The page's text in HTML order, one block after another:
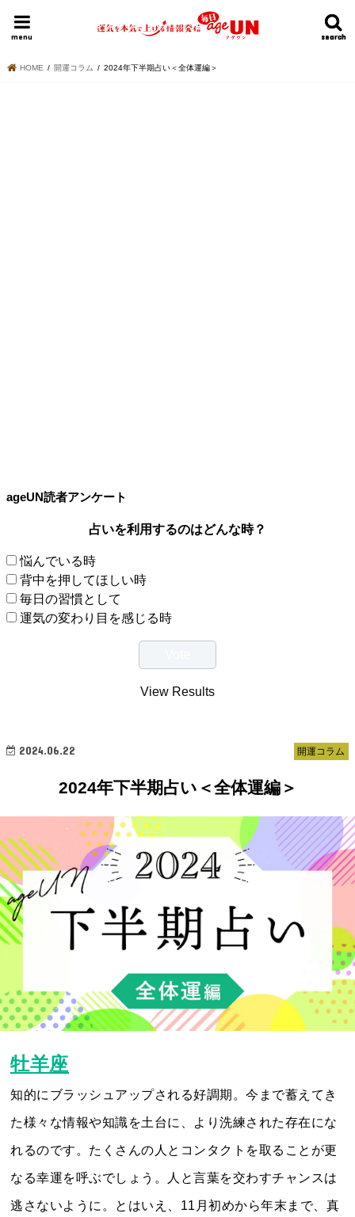
search
search
menu
HOME 明日の運勢ランキング 今週の運勢
HOME 開運コラム 2024年下半期占い＜全体運編＞
ageUN読者アンケート
占いを利用するのはどんな時？
悩んでいる時
背中を押してほしい時
毎日の習慣として
運気の変わり目を感じる時
View Results
開運コラム
2024.06.22
2024年下半期占い＜全体運編＞
牡羊座
知的にブラッシュアップされる好調期。今まで蓄えてき
た様々な情報や知識を土台に、より洗練された存在にな
れるのです。たくさんの人とコンタクトを取ることが更
なる幸運を呼ぶでしょう。人と言葉を交わすチャンスは
逃さないように。とはいえ、11月初めから年末まで、真